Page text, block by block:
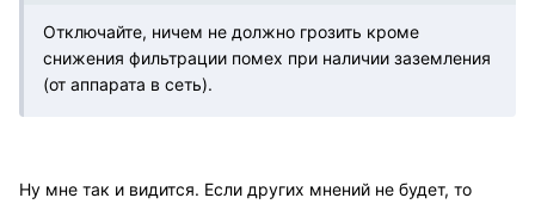
Отключайте, ничем не должно грозить кроме
снижения фильтрации помех при наличии заземления
(от аппарата в сеть).
Ну мне так и видится. Если других мнений не будет, то